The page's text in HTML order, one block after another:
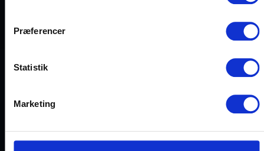
Præferencer
Statistik
Marketing
mellem virksomheder og deres kunder
som resultat.
Genveje
Webbureau Aarhus